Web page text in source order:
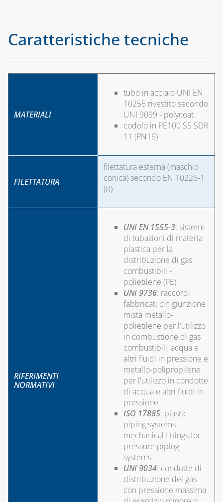
Caratteristiche tecniche
MATERIALI
tubo in acciaio UNI EN
10255 rivestito secondo
UNI 9099 - polycoat
codolo in PE100 S5 SDR
11 (PN16)
FILETTATURA
filettatura esterna (maschio
conica) secondo EN 10226-1
(R)
RIFERIMENTI
NORMATIVI
UNI EN 1555-3: sistemi
di tubazioni di materia
plastica per la
distribuzione di gas
combustibili -
polietilene (PE)
UNI 9736: raccordi
fabbricati cin giunzione
mista metallo-
polietilene per l'utilizzo
in combustione di gas
combustibili, acqua e
altri fluidi in pressione e
metallo-polipropilene
per l'utilizzo in condotte
di acqua e altri fluidi in
pressione
ISO 17885: plastic
piping systems -
mechanical fittings for
pressure piping
systems
UNI 9034: condotte di
distribuzione del gas
con pressione massima